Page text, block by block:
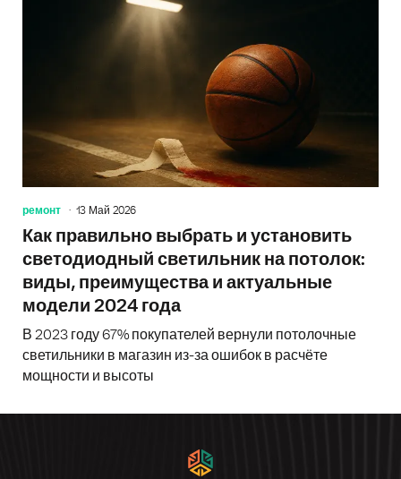
ремонт 13 Май 2026
Как правильно выбрать и установить
светодиодный светильник на потолок:
виды, преимущества и актуальные
модели 2024 года
В 2023 году 67% покупателей вернули потолочные
светильники в магазин из-за ошибок в расчёте
мощности и высоты